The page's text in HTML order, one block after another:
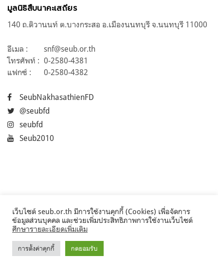
มูลนิธิสืบนาคะเสถียร
140 ถ.ติวานนท์ ต.บางกระสอ อ.เมืองนนทบุรี จ.นนทบุรี 11000
อีเมล :
snf@seub.or.th
โทรศัพท์ : 0-2580-4381
แฟกซ์ :
0-2580-4382
SeubNakhasathienFD
@seubfd
seubfd
Seub2010
เว็บไซต์ seub.or.th มีการใช้งานคุกกี้ (Cookies) เพื่อจัดการ
ข้อมูลส่วนบุคคล และช่วยเพิ่มประสิทธิภาพการใช้งานเว็บไซต์
ศึกษารายละเอียดเพิ่มเติม
การตั้งค่าคุกกี้ กดยอมรับ